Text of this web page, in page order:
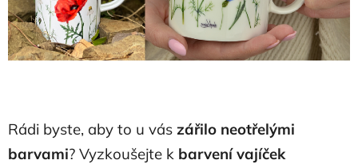
Rádi byste, aby to u vás zářilo neotřelými
barvami? Vyzkoušejte k barvení vajíček